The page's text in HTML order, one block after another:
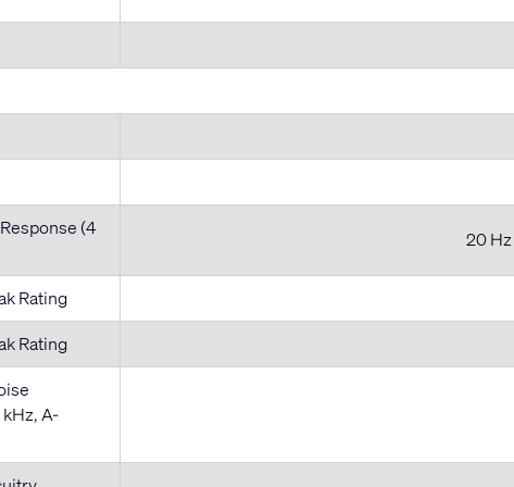
(4
20
Rating
Rating
A-